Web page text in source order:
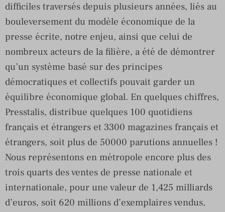
difficiles traversés depuis plusieurs années, liés au
bouleversement du modèle économique de la
presse écrite, notre enjeu, ainsi que celui de
nombreux acteurs de la filière, a été de démontrer
qu’un système basé sur des principes
démocratiques et collectifs pouvait garder un
équilibre économique global. En quelques chiffres,
Presstalis, distribue quelques 100 quotidiens
français et étrangers et 3300 magazines français et
étrangers, soit plus de 50000 parutions annuelles !
Nous représentons en métropole encore plus des
trois quarts des ventes de presse nationale et
internationale, pour une valeur de 1,425 milliards
d’euros, soit 620 millions d’exemplaires vendus,